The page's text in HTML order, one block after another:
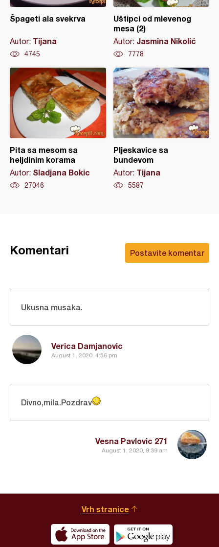
Špageti ala svekrva
Autor: Tijana
4745
Uštipci od mlevenog
mesa (2)
Autor: Jasmina Nikolić
7778
Pita sa mesom sa
heljdinim korama
Autor: Sladjana Bokic
27046
Pljeskavice sa
bundevom
Autor: Tijana
5587
Postavite komentar
Komentari
Verica Damjanovic
August 1, 2020, 4:56 pm
Ukusna musaka.
Vesna Pavlovic 271
August 1, 2020, 9:39 am
Divno,mila.Pozdrav
Vrh stranice